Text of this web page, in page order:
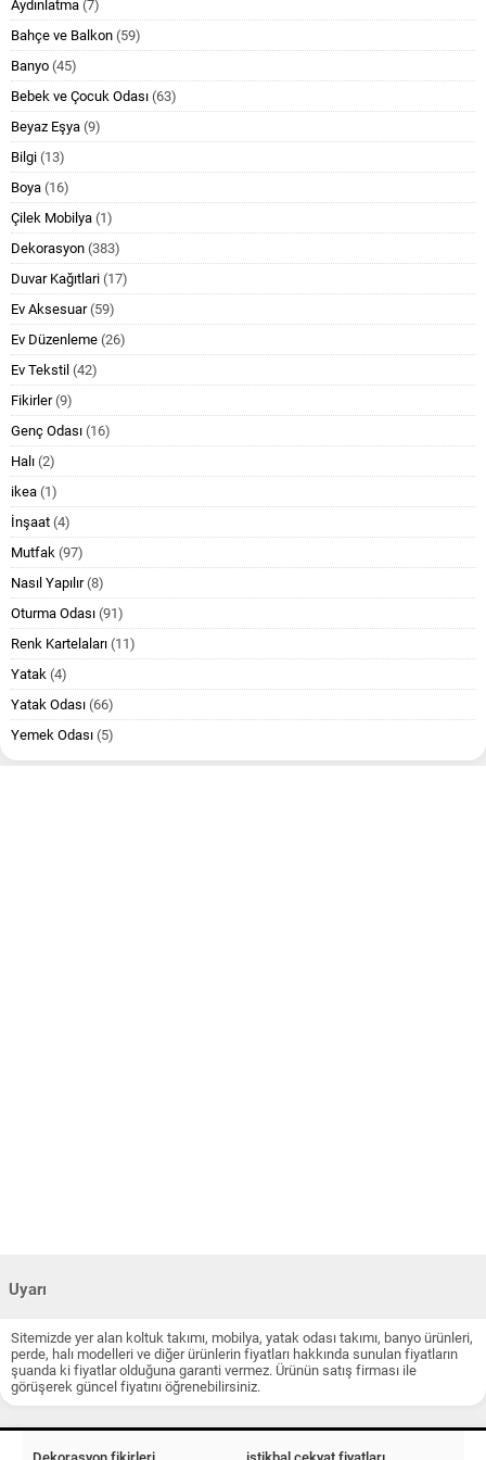
Aydınlatma (7)
Bahçe ve Balkon (59)
Banyo (45)
Bebek ve Çocuk Odası (63)
Beyaz Eşya (9)
Bilgi (13)
Boya (16)
Çilek Mobilya (1)
Dekorasyon (383)
Duvar Kağıtlari (17)
Ev Aksesuar(59)
Ev Düzenleme (26)
Ev Tekstil (42)
Fikirler(9)
Genç Odası (16)
Halı (2)
ikea (1)
İnşaat (4)
Mutfak (97)
Nasıl Yapılır(8)
Oturma Odası (91)
Renk Kartelaları (11)
Yatak (4)
Yatak Odası (66)
Yemek Odası (5)
Uyarı
Sitemizde yer alan koltuk takımı, mobilya, yatak odası takımı, banyo ürünleri,
perde, halı modelleri ve diğer ürünlerin fiyatları hakkında sunulan fiyatların
şuanda ki fiyatlar olduğuna garanti vermez. Ürünün satış firması ile
görüşerek güncel fiyatını öğrenebilirsiniz.